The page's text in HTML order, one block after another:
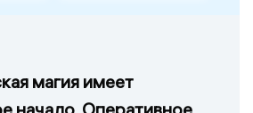
магия имеет